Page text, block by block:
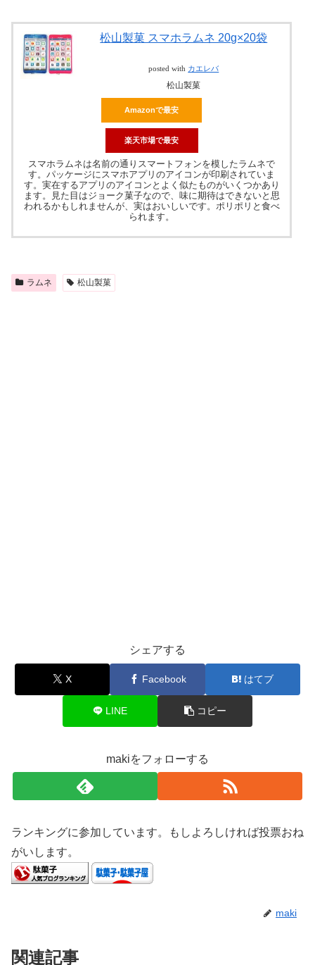
松山製菓 スマホラムネ 20g×20袋
posted with カエレバ
松山製菓
Amazonで最安
楽天市場で最安
スマホラムネは名前の通りスマートフォンを模したラムネで
す。パッケージにスマホアプリのアイコンが印刷されていま
す。実在するアプリのアイコンとよく似たものがいくつかあり
ます。見た目はジョーク菓子なので、味に期待はできないと思
われるかもしれませんが、実はおいしいです。ポリポリと食べ
られます。
ラムネ 松山製菓
シェアする
X Facebook はてブ
LINE コピー
makiをフォローする
ランキングに参加しています。もしよろしければ投票おね
がいします。
maki
関連記事